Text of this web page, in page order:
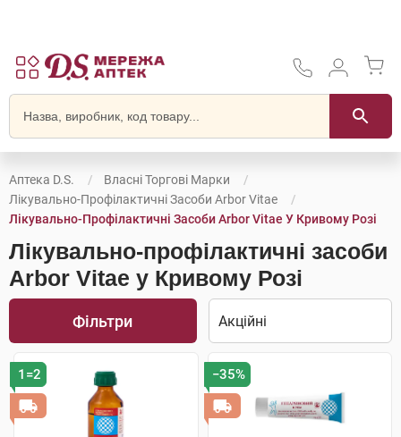
Аптека D.S.
Власні Торгові Марки
Лікувально-Профілактичні Засоби Arbor Vitae
Лікувально-Профілактичні Засоби Arbor Vitae У Кривому Розі
Лікувально-профілактичні засоби
Arbor Vitae у Кривому Розі
Фільтри
1=2 −35%